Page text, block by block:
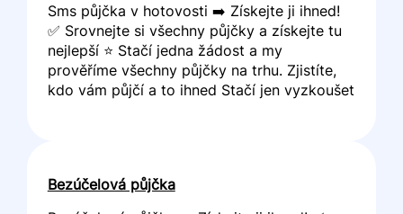
Sms půjčka v hotovosti ➡️ Získejte ji ihned!
✅ Srovnejte si všechny půjčky a získejte tu
nejlepší ⭐ Stačí jedna žádost a my
prověříme všechny půjčky na trhu. Zjistíte,
kdo vám půjčí a to ihned Stačí jen vyzkoušet
Bezúčelová půjčka